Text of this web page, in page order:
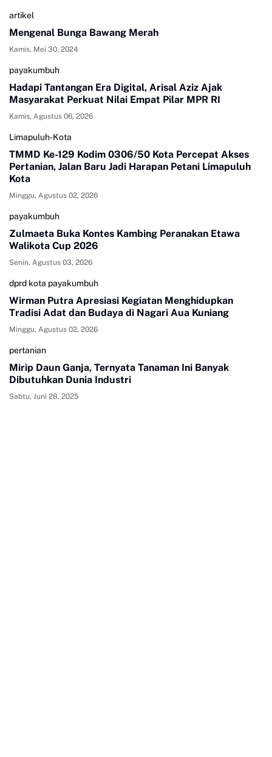
artikel
Mengenal Bunga Bawang Merah
Kamis, Mei 30, 2024
payakumbuh
Hadapi Tantangan Era Digital, Arisal Aziz Ajak
Masyarakat Perkuat Nilai Empat Pilar MPR RI
Kamis, Agustus 06, 2026
Limapuluh-Kota
TMMD Ke-129 Kodim 0306/50 Kota Percepat Akses
Pertanian, Jalan Baru Jadi Harapan Petani Limapuluh
Kota
Minggu, Agustus 02, 2026
payakumbuh
Zulmaeta Buka Kontes Kambing Peranakan Etawa
Walikota Cup 2026
Senin, Agustus 03, 2026
dprd kota payakumbuh
Wirman Putra Apresiasi Kegiatan Menghidupkan
Tradisi Adat dan Budaya di Nagari Aua Kuniang
Minggu, Agustus 02, 2026
pertanian
Mirip Daun Ganja, Ternyata Tanaman Ini Banyak
Dibutuhkan Dunia Industri
Sabtu, Juni 28, 2025